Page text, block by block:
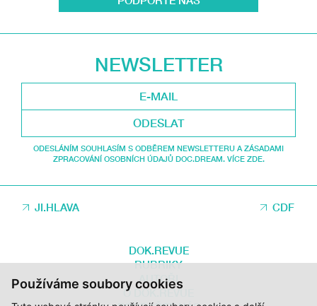
Používáme soubory cookies
NEWSLETTER
ODESLAT
ODESLÁNÍM SOUHLASÍM S ODBĚREM NEWSLETTERU A ZÁSADAMI
ZPRACOVÁNÍ OSOBNÍCH ÚDAJŮ DOC.DREAM. VÍCE ZDE.
JI.HLAVA CDF
DOK.REVUE
RUBRIKY
AUTOŘI
O DOK.REVUE